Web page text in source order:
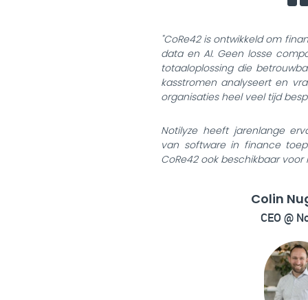
"CoRe42 is ontwikkeld om
data en AI. Geen losse
totaaloplossing die
kasstromen analyseert en
organisaties heel veel tijd
Notilyze heeft jarenlange
van software in finance
CoRe42 ook beschikbaar voor
Colin
CEO @